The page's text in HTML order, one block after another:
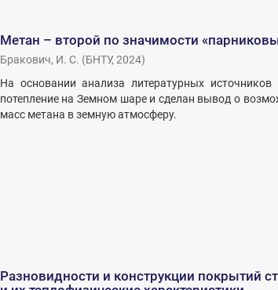
Метан – второй по значимости
Бракович, И. С. (БНТУ, 2024)
На основании анализа литературных
потепление на Земном шаре и сделан вывод о
масс метана в земную атмосферу.
Разновидности и конструкции покрытий